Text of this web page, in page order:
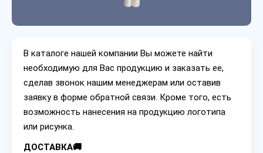
В каталоге нашей компании Вы можете найти
необходимую для Вас продукцию и заказать ее,
сделав звонок нашим менеджерам или оставив
заявку в форме обратной связи. Кроме того, есть
возможность нанесения на продукцию логотипа
или рисунка.
ДОСТАВКА🚚